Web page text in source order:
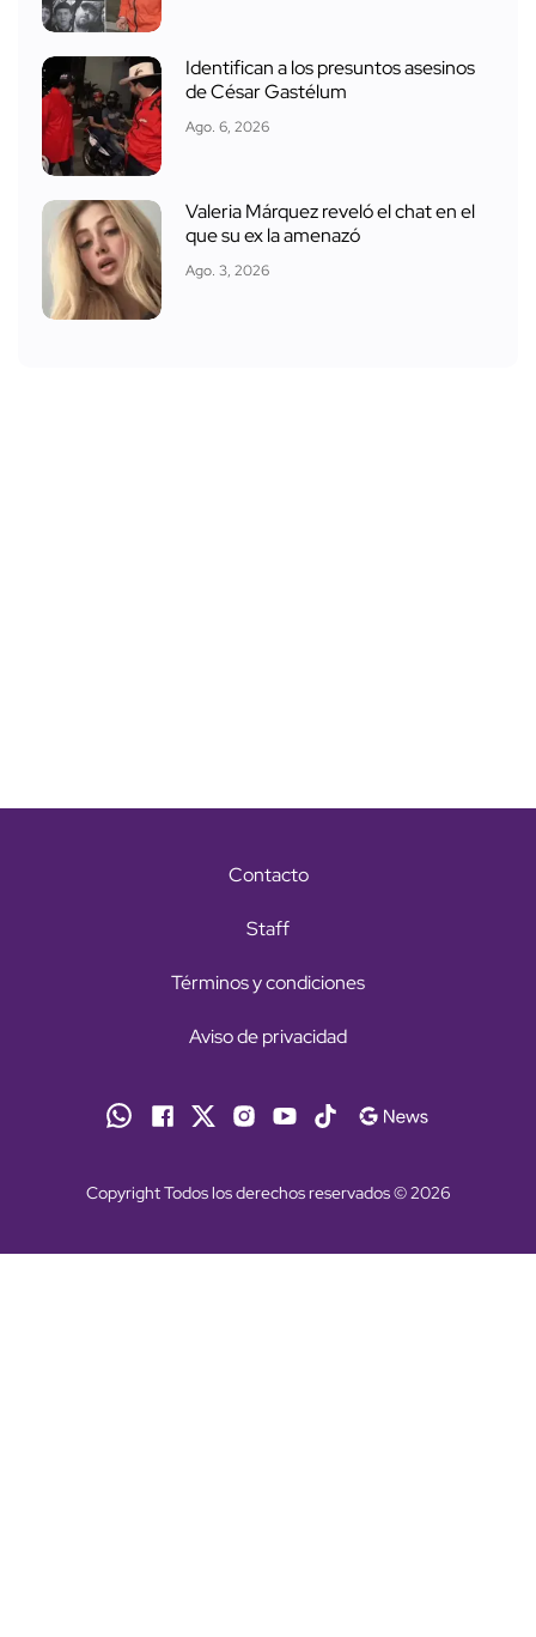
Identifican a los presuntos asesinos
de César Gastélum
Ago. 6, 2026
Valeria Márquez reveló el chat en el
que su ex la amenazó
Ago. 3, 2026
Contacto
Staff
Términos y condiciones
Aviso de privacidad
Copyright Todos los derechos reservados © 2026